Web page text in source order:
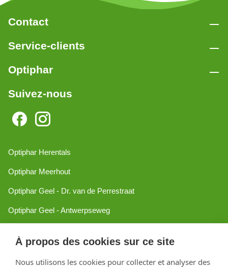
À propos des cookies sur ce site
Nous utilisons les cookies pour collecter et analyser des
Contact
Service-clients
Optiphar
Suivez-nous
Optiphar Herentals
Optiphar Meerhout
Optiphar Geel - Dr. van de Perrestraat
Optiphar Geel - Antwerpseweg
Optiphar Mol